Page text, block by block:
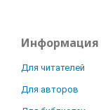
Информация
Для читателей
Для авторов